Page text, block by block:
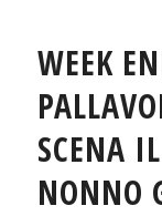
WEEK
SCENA
NONNO